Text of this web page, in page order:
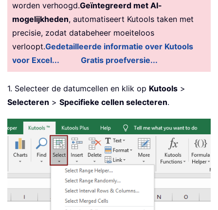
worden verhoogd.Geïntegreerd met AI-
mogelijkheden, automatiseert Kutools taken met
precisie, zodat databeheer moeiteloos
verloopt.Gedetailleerde informatie over Kutools
voor Excel...
Gratis proefversie...
1. Selecteer de datumcellen en klik op Kutools >
Selecteren > Specifieke cellen selecteren.